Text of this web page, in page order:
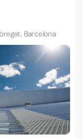
Barcelona